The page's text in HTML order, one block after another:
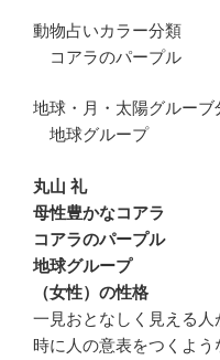
動物占いカラー分類
コアラのパープル
地球・月・太陽グルーブ
地球グループ
丸山 礼
母性豊かなコアラ
コアラのパープル
地球グループ
（女性）の性格
一見おとなしく見える
時に人の意表をつくよ